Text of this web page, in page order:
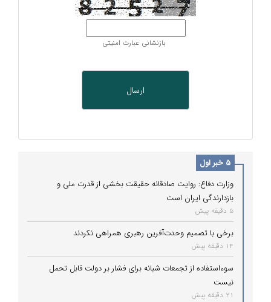
بازنشانی عبارت امنیتی
5 خبر اول
وزارت دفاع: روایت صادقانه حقیقت بخشی از قدرت ملی و
بازدارندگی ایران است
5 دقیقه پیش
برخی با تصمیم وحدت‌آفرین رهبری همراهی نکردند
14 دقیقه پیش
سوءاستفاده از تجمعات شبانه برای فشار بر دولت قابل تحمل
نیست
21 دقیقه پیش